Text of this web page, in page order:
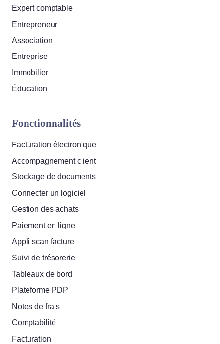
Expert comptable
Entrepreneur
Association
Entreprise
Immobilier
Éducation
Fonctionnalités
Facturation électronique
Accompagnement client
Stockage de documents
Connecter un logiciel
Gestion des achats
Paiement en ligne
Appli scan facture
Suivi de trésorerie
Tableaux de bord
Plateforme PDP
Notes de frais
Comptabilité
Facturation